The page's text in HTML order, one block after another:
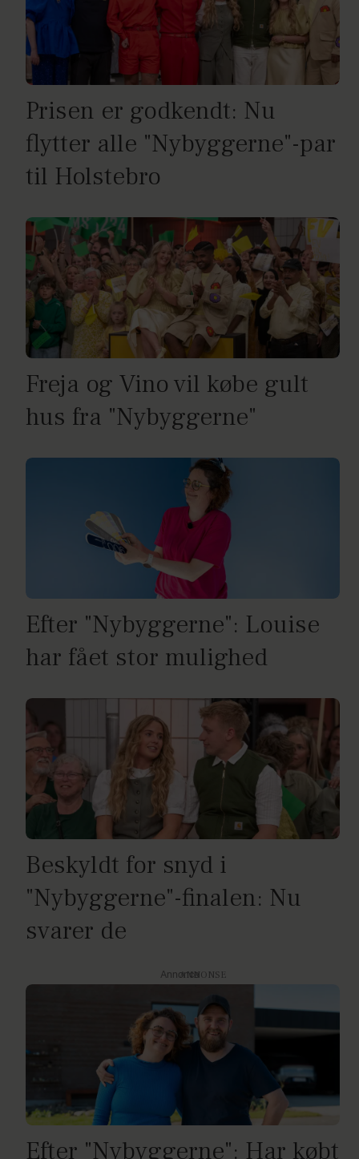
Prisen er godkendt: Nu
flytter alle "Nybyggerne"-par
til Holstebro
Freja og Vino vil købe gult
hus fra "Nybyggerne"
Efter "Nybyggerne": Louise
har fået stor mulighed
Beskyldt for snyd i
"Nybyggerne"-finalen: Nu
svarer de
Annonce
Efter "Nybyggerne": Har købt